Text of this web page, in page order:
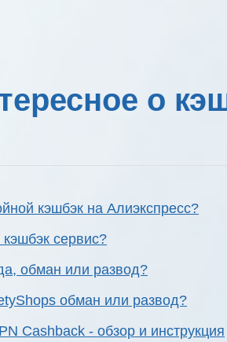
о
кэшбэк на Алиэкспресс?
кэшбэк сервис?
обман или развод?
обман или развод?
Cashback - обзор и инструкция